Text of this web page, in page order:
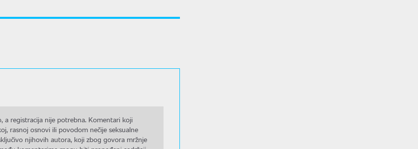
a registracija nije potrebna. Komentari koji
rasnoj osnovi ili povodom nečije seksualne
njihovih autora, koji zbog govora mržnje